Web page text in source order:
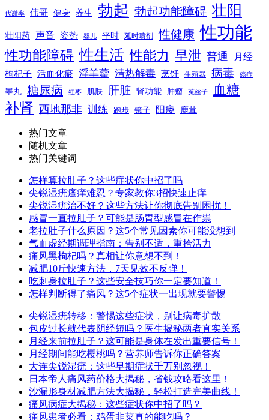
代谢率 伟哥 健身 养生 勃起 勃起功能障碍 壮阳
壮阳药 声音 姿势 婴儿 平时 延时喷剂 性健康 性功能
性功能障碍 性生活 性能力 早泄 普通 月经
枸杞子 活血化瘀 淫羊藿 清热解毒 烹饪 生殖器 病毒 癌症
睾丸 糖尿病 红枣 肌肤 肝脏 肾功能 肿瘤 菟丝子 血糖
补肾 西地那非 训练 跑步 镜子 阳痿 鹿茸
热门文章
随机文章
热门关键词
怎样算拉肚子？这些症状你中招了吗
尖锐湿疣瘙痒难忍？专家教你3招快速止痒
尖锐湿疣治不好？这些方法让你彻底告别困扰！
感冒一直拉肚子？可能是肠胃型感冒在作祟
老拉肚子什么原因？这5个常见因素你可能没想到
气血虚经期调理指南：告别不适，重拾活力
痛风黑枸杞吗？真相让你意想不到！
减肥10斤快速方法，7天见效不反弹！
吃刺身拉肚子？这些安全技巧你一定要知道！
怎样判断得了痛风？这5个症状一出现就要警惕
尖锐湿疣转移：警惕这些症状，别让病毒扩散
包皮过长就代表阴经短吗？医生揭秘两者真实关系
月经来前拉肚子？这可能是身体在发出重要信号！
月经期间能吃樱桃吗？营养师告诉你正确答案
大连尖锐湿疣：这些早期症状千万别忽视！
日本帝人痛风药价格大揭秘，省钱攻略看这里！
沙漏形身材减肥方法大揭秘，轻松打造完美曲线！
痛风病症大揭秘：这些症状你中招了吗？
痛风患者必看：鸡蛋韭菜真的能吃吗？